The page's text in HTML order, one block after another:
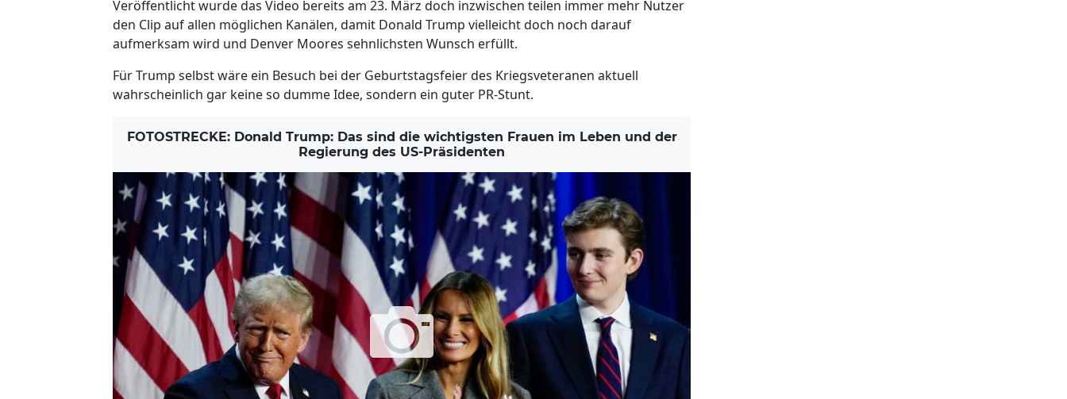
Veröffentlicht wurde das Video bereits am 23. März doch inzwischen teilen immer mehr Nutzer
den Clip auf allen möglichen Kanälen, damit Donald Trump vielleicht doch noch darauf
aufmerksam wird und Denver Moores sehnlichsten Wunsch erfüllt.
Für Trump selbst wäre ein Besuch bei der Geburtstagsfeier des Kriegsveteranen aktuell
wahrscheinlich gar keine so dumme Idee, sondern ein guter PR-Stunt.
FOTOSTRECKE: Donald Trump: Das sind die wichtigsten Frauen im Leben und der
Regierung des US-Präsidenten